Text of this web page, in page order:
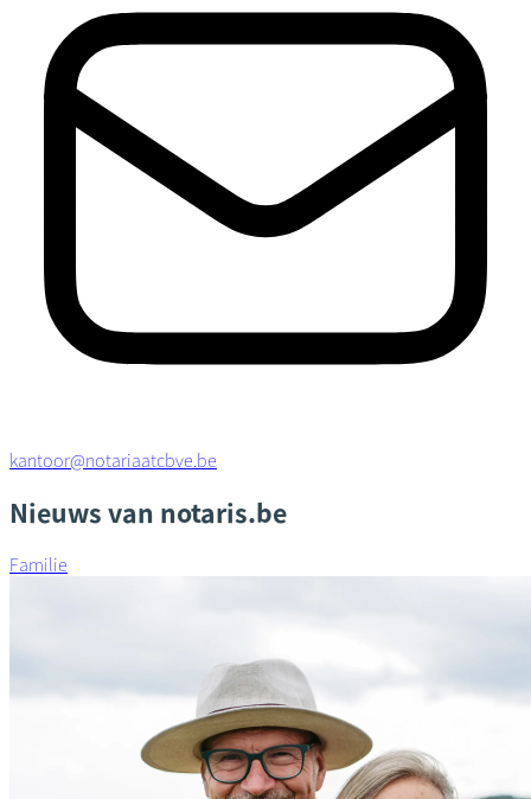
kantoor@notariaatcbve.be
Nieuws van notaris.be
Familie